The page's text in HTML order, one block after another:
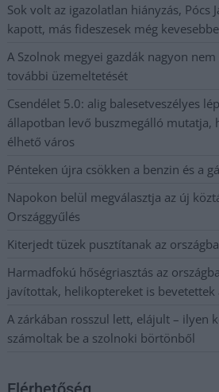
Sok volt az igazolatlan hiányzás, Pócs
kapott, más fideszesek még
A Szolnok megyei gazdák nagyon nem
további üzemeltetését
Csendélet 5.0: alig balesetveszélyes
állapotban levő buszmegálló mutatja,
élhető város
Pénteken újra csökken a benzin és a
Napokon belül megválasztja az új
Országgyűlés
Kiterjedt tüzek pusztítanak az
Harmadfokú hőségriasztás az
javítottak, helikoptereket is bevetettek
A zárkában rosszul lett, elájult – ilyen
számoltak be a szolnoki börtönből